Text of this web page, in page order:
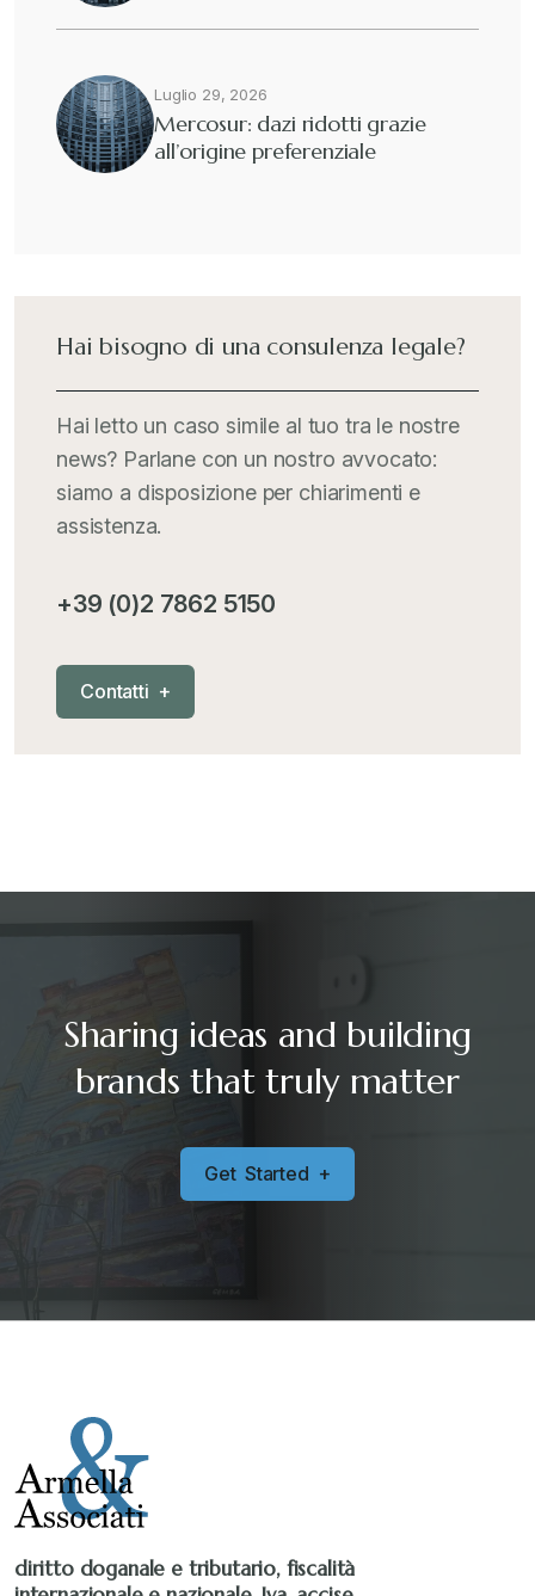
Luglio 29, 2026
Mercosur: dazi ridotti grazie
all’origine preferenziale
Hai bisogno di una consulenza legale?
Hai letto un caso simile al tuo tra le nostre
news? Parlane con un nostro avvocato:
siamo a disposizione per chiarimenti e
assistenza.
+39 (0)2 7862 5150
Contatti +
Sharing ideas and building
brands that truly matter
Get Started +
diritto doganale e tributario, fiscalità